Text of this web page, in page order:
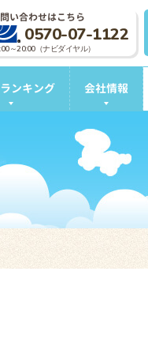
い合わせはこちら
0570-07-1122
～20:00（ナビダイヤル）
ンキング 会社情報